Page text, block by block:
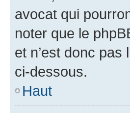
avocat qui
noter que le
et n’est donc
ci-dessous.
Haut